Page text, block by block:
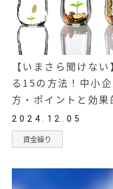
【いまさら聞けな
る15の方法！中小
方・ポイントと効
す。
2024.12.05
資金繰り